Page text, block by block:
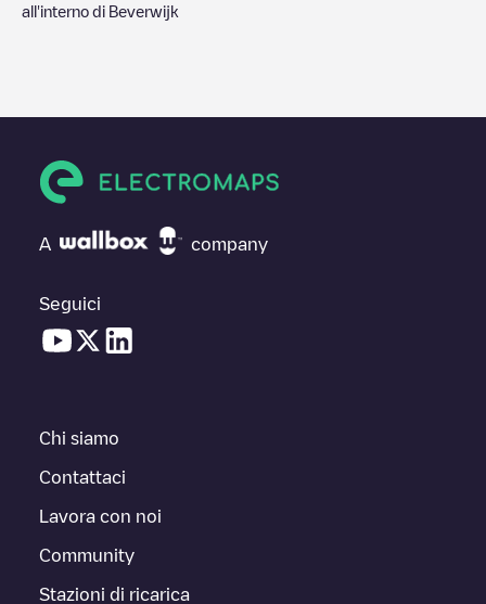
all'interno di Beverwijk
A company
Seguici
Chi siamo
Contattaci
Lavora con noi
Community
Stazioni di ricarica